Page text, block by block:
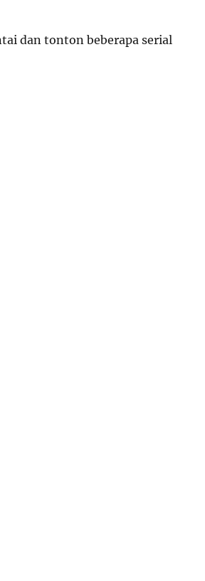
dan tonton beberapa serial